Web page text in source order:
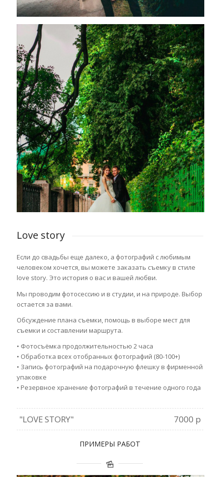
Love story
Если до свадьбы еще далеко, а фотографий с любимым
человеком хочется, вы можете заказать съемку в стиле
love story. Это история о вас и вашей любви.
Мы проводим фотосессию и в студии, и на природе. Выбор
остается за вами.
Обсуждение плана съемки, помощь в выборе мест для
съемки и составлении маршрута.
• Фотосъёмка продолжительностью 2 часа
• Обработка всех отобранных фотографий (80-100+)
• Запись фотографий на подарочную флешку в фирменной
упаковке
• Резервное хранение фотографий в течение одного года
"LOVE STORY" 7000 р
ПРИМЕРЫ РАБОТ